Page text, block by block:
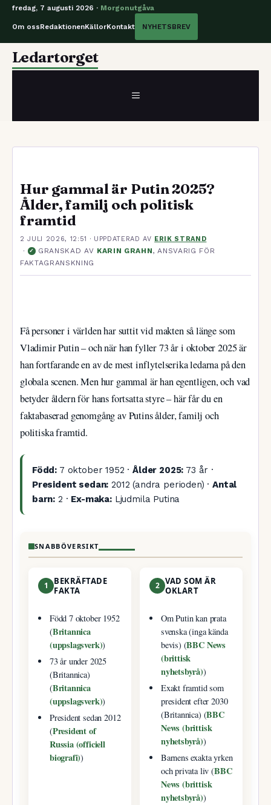
fredag, 7 augusti 2026 · Morgonutgåva
Om ossRedaktionenKällorKontakt NYHETSBREV
HoppaLedartorget
MENY
Hur gammal är Putin 2025?
Ålder, familj och politisk
framtid
2 JULI 2026, 12:51 · UPPDATERADAV ERIK STRAND
· ✓ GRANSKAD AV KARIN GRAHN, ANSVARIG FÖR
FAKTAGRANSKNING
Få personer i världen har suttit vid makten så länge som
Vladimir Putin – och när han fyller 73 år i oktober 2025 är
han fortfarande en av de mest inflytelserika ledarna på den
globala scenen. Men hur gammal är han egentligen, och vad
betyder åldern för hans fortsatta styre – här får du en
faktabaserad genomgång av Putins ålder, familj och
politiska framtid.
Född: 7 oktober 1952 ·Ålder 2025: 73 år ·
President sedan: 2012 (andra perioden) ·Antal
barn: 2 · Ex-maka:Ljudmila Putina
SNABBÖVERSIKT
1
BEKRÄFTADE
FAKTA
Född 7 oktober 1952
(Britannica
(uppslagsverk))
73 år under 2025
(Britannica)
(Britannica
(uppslagsverk))
President sedan 2012
(President of
Russia (officiell
biografi))
2 VAD SOM ÄR
OKLART
Om Putin kan prata
svenska (inga kända
bevis) (BBC News
(brittisk
nyhetsbyrå))
Exakt framtid som
president efter 2030
(Britannica) (BBC
News (brittisk
nyhetsbyrå))
Barnens exakta yrken
och privata liv (BBC
News (brittisk
nyhetsbyrå))